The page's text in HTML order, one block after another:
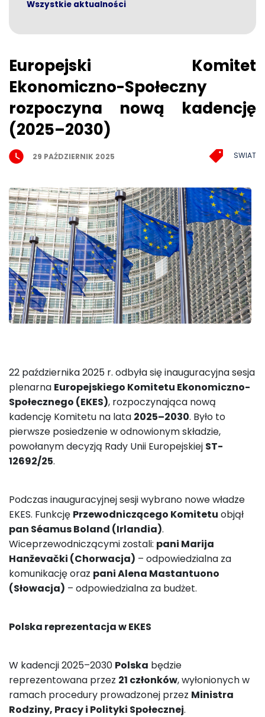
Wszystkie aktualności
Europejski Komitet
Ekonomiczno-Społeczny
rozpoczyna nową kadencję
(2025–2030)
29 PAŹDZIERNIK 2025 SWIAT
22 października 2025 r. odbyła się inauguracyjna sesja
plenarna Europejskiego Komitetu Ekonomiczno-
Społecznego (EKES), rozpoczynająca nową
kadencję Komitetu na lata 2025–2030. Było to
pierwsze posiedzenie w odnowionym składzie,
powołanym decyzją Rady Unii Europejskiej ST-
12692/25.
Podczas inauguracyjnej sesji wybrano nowe władze
EKES. Funkcję Przewodniczącego Komitetu objął
pan Séamus Boland (Irlandia).
Wiceprzewodniczącymi zostali: pani Marija
Hanževački (Chorwacja) – odpowiedzialna za
komunikację oraz pani Alena Mastantuono
(Słowacja) – odpowiedzialna za budżet.
Polska reprezentacja w EKES
W kadencji 2025–2030 Polska będzie
reprezentowana przez 21 członków, wyłonionych w
ramach procedury prowadzonej przez Ministra
Rodziny, Pracy i Polityki Społecznej.